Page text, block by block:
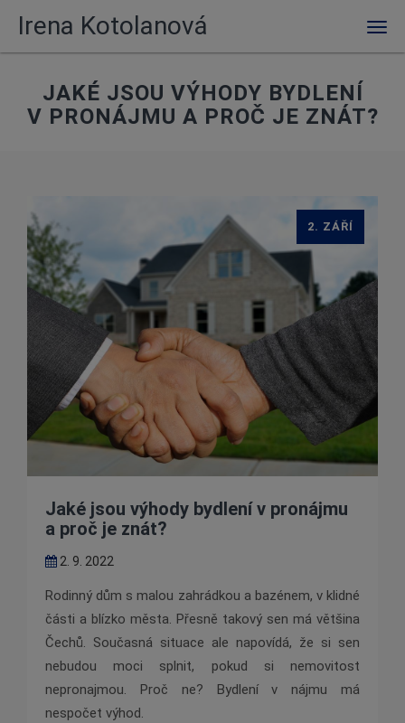
Irena Kotolanová
JAKÉ JSOU VÝHODY BYDLENÍ
V PRONÁJMU A PROČ JE ZNÁT?
Jaké jsou výhody bydlení v pronájmu
a proč je znát?
2. 9. 2022
2. ZÁŘÍ
Rodinný dům s malou zahrádkou a bazénem, v klidné
části a blízko města. Přesně takový sen má většina
Čechů. Současná situace ale napovídá, že si sen
nebudou moci splnit, pokud si nemovitost
nepronajmou. Proč ne? Bydlení v nájmu má
nespočet výhod.